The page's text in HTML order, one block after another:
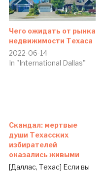
Чего ожидать от рынка
недвижимости Техаса
2022-06-14
In "International Dallas"
Скандал: мертвые
души Техасских
избирателей
оказались живыми
[Даллас, Техас] Если вы